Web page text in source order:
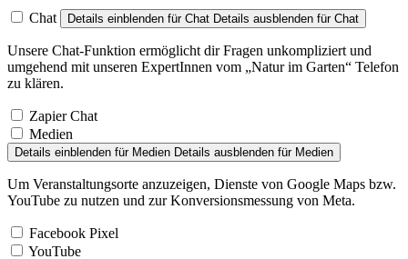
Chat Details einblenden für Chat Details ausblenden für Chat
Unsere Chat-Funktion ermöglicht dir Fragen unkompliziert und
umgehend mit unseren ExpertInnen vom „Natur im Garten“ Telefon
zu klären.
Zapier Chat
Medien
Details einblenden für Medien Details ausblenden für Medien
Um Veranstaltungsorte anzuzeigen, Dienste von Google Maps bzw.
YouTube zu nutzen und zur Konversionsmessung von Meta.
Facebook Pixel
YouTube